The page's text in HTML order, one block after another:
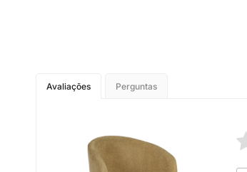
Avaliações Perguntas